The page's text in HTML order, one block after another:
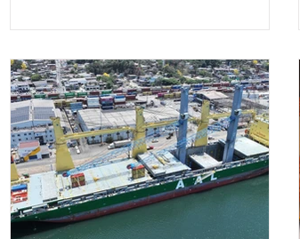
relacionados con la democracia y el
del papel que ha asumido la EJE en la
difusión de la justicia electoral como
un bien público. La mayor parte de las
personas capacitadas no forma